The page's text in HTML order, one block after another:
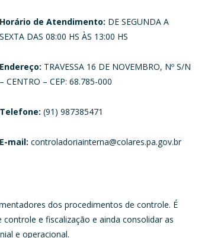
Horário de Atendimento: DE SEGUNDA A
SEXTA DAS 08:00 HS ÀS 13:00 HS
Endereço: TRAVESSA 16 DE NOVEMBRO, Nº S/N
– CENTRO – CEP: 68.785-000
Telefone: (91) 987385471
E-mail: controladoriainterna@colares.pa.gov.br
dos procedimentos de controle. É
e fiscalização e ainda consolidar as
e operacional.